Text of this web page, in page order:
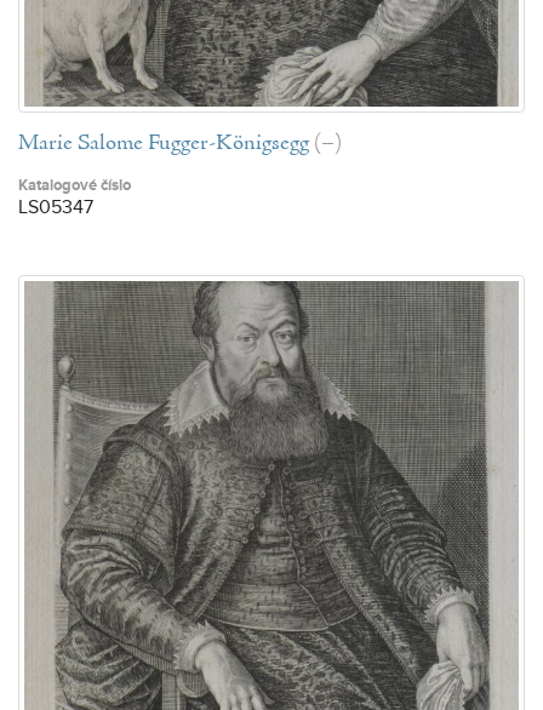
Marie Salome Fugger-Königsegg (–)
Katalogové číslo
LS05347